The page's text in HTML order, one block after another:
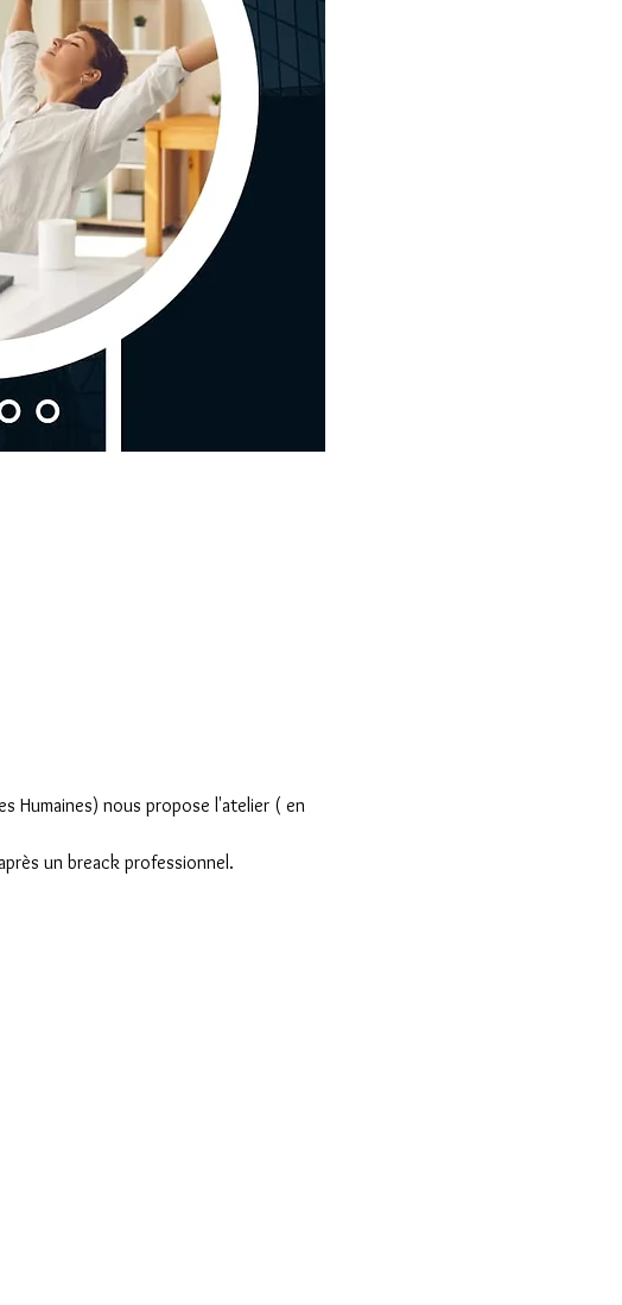
Humaines) nous propose l'atelier ( en
un breack professionnel.